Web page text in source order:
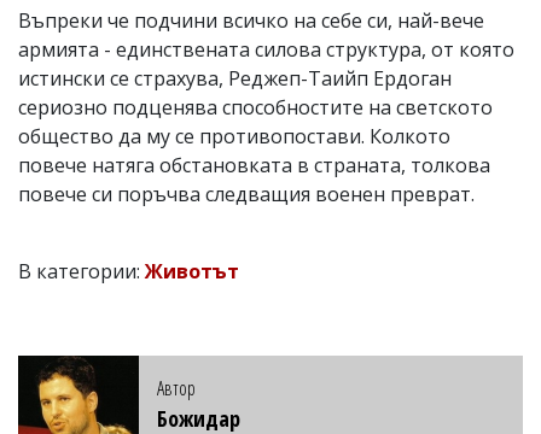
Въпреки че подчини всичко на себе си, най-вече
армията - единствената силова структура, от която
истински се страхува, Реджеп-Таийп Ердоган
сериозно подценява способностите на светското
общество да му се противопостави. Колкото
повече натяга обстановката в страната, толкова
повече си поръчва следващия военен преврат.
В категории:Животът
Автор
Божидар